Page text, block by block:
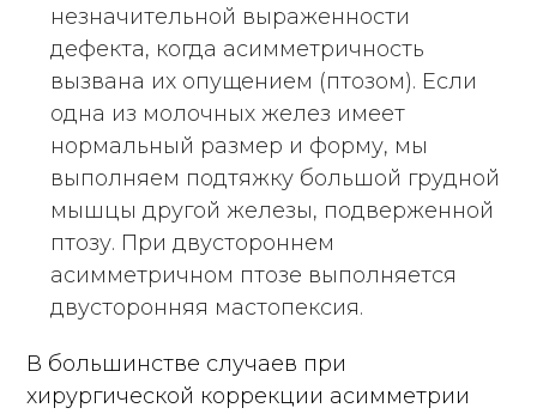
незначительной выраженности
дефекта, когда асимметричность
вызвана их опущением (птозом). Если
одна из молочных желез имеет
нормальный размер и форму, мы
выполняем подтяжку большой грудной
мышцы другой железы, подверженной
птозу. При двустороннем
асимметричном птозе выполняется
двусторонняя мастопексия.
В большинстве случаев при
хирургической коррекции асимметрии